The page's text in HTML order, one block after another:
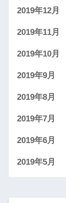
2019年12月
2019年11月
2019年10月
2019年9月
2019年8月
2019年7月
2019年6月
2019年5月